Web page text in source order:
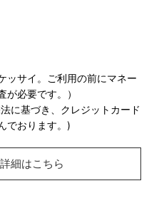
ッサイ。ご利用の前にマネー
必要です。）
に基づき、クレジットカード
でおります。)
細はこちら